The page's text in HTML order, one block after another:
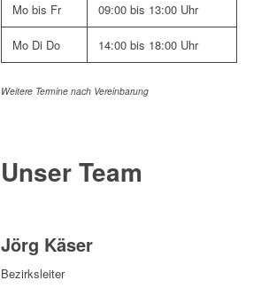
Mo bis Fr 09:00 bis 13:00 Uhr
Mo Di Do 14:00 bis 18:00 Uhr
Weitere Termine nach Vereinbarung
Unser Team
Jörg Käser
Bezirksleiter